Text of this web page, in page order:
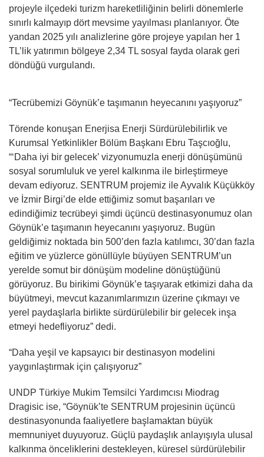
projeyle ilçedeki turizm hareketliliğinin belirli dönemlerle
sınırlı kalmayıp dört mevsime yayılması planlanıyor. Öte
yandan 2025 yılı analizlerine göre projeye yapılan her 1
TL’lik yatırımın bölgeye 2,34 TL sosyal fayda olarak geri
döndüğü vurgulandı.
“Tecrübemizi Göynük’e taşımanın heyecanını yaşıyoruz”
Törende konuşan Enerjisa Enerji Sürdürülebilirlik ve
Kurumsal Yetkinlikler Bölüm Başkanı Ebru Taşcıoğlu,
“‘Daha iyi bir gelecek’ vizyonumuzla enerji dönüşümünü
sosyal sorumluluk ve yerel kalkınma ile birleştirmeye
devam ediyoruz. SENTRUM projemiz ile Ayvalık Küçükköy
ve İzmir Birgi’de elde ettiğimiz somut başarıları ve
edindiğimiz tecrübeyi şimdi üçüncü destinasyonumuz olan
Göynük’e taşımanın heyecanını yaşıyoruz. Bugün
geldiğimiz noktada bin 500’den fazla katılımcı, 30’dan fazla
eğitim ve yüzlerce gönüllüyle büyüyen SENTRUM’un
yerelde somut bir dönüşüm modeline dönüştüğünü
görüyoruz. Bu birikimi Göynük’e taşıyarak etkimizi daha da
büyütmeyi, mevcut kazanımlarımızın üzerine çıkmayı ve
yerel paydaşlarla birlikte sürdürülebilir bir gelecek inşa
etmeyi hedefliyoruz” dedi.
“Daha yeşil ve kapsayıcı bir destinasyon modelini
yaygınlaştırmak için çalışıyoruz”
UNDP Türkiye Mukim Temsilci Yardımcısı Miodrag
Dragisic ise, “Göynük’te SENTRUM projesinin üçüncü
destinasyonunda faaliyetlere başlamaktan büyük
memnuniyet duyuyoruz. Güçlü paydaşlık anlayışıyla ulusal
kalkınma önceliklerini destekleyen, küresel sürdürülebilir